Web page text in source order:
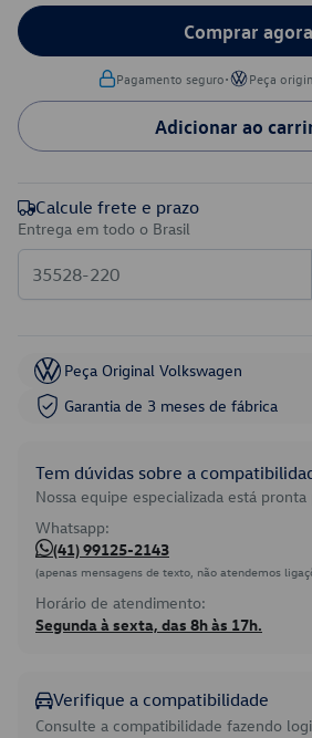
Comprar agora
Pagamento seguro• Peça
Adicionar ao
Calcule frete e prazo
Entrega em todo o Brasil
Peça Original Volkswagen
Garantia de 3 meses de fábrica
Tem dúvidas sobre a
Nossa equipe especializada está pronta
Whatsapp:
(41) 99125-2143
(apenas mensagens de texto, não atendemos
Horário de atendimento:
Segunda à sexta, das 8h às 17h.
Verifique a compatibilidade
Consulte a compatibilidade fazendo